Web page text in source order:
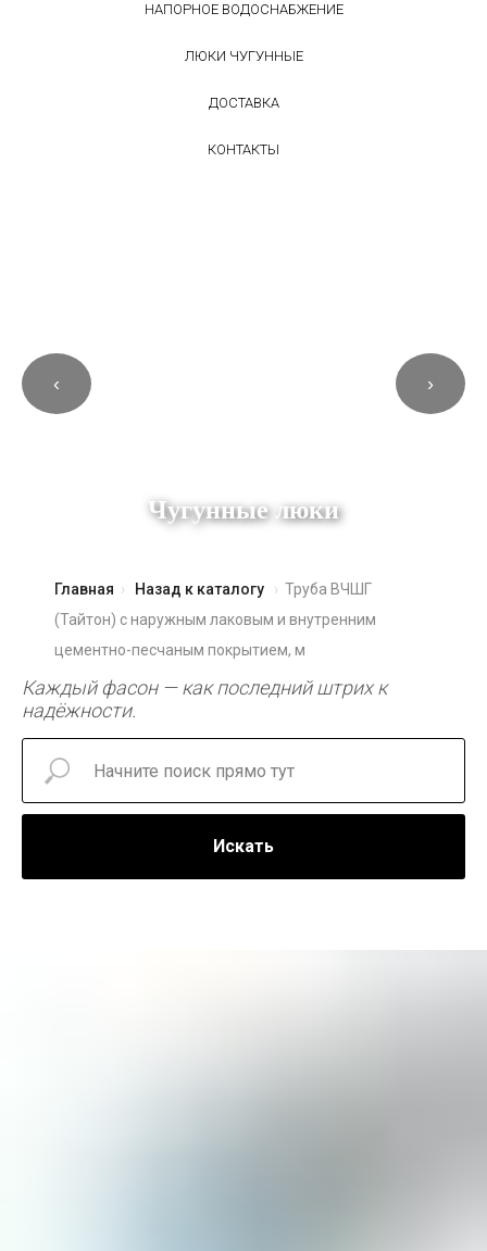
НАПОРНОЕ ВОДОСНАБЖЕНИЕ
ЛЮКИ ЧУГУННЫЕ
ДОСТАВКА
КОНТАКТЫ
Чугунные люки
‹ ›
Главная Назад к каталогу
Труба ВЧШГ
(Тайтон) с наружным лаковым и внутренним
цементно-песчаным покрытием, м
Каждый фасон — как последний штрих к
надёжности.
Искать